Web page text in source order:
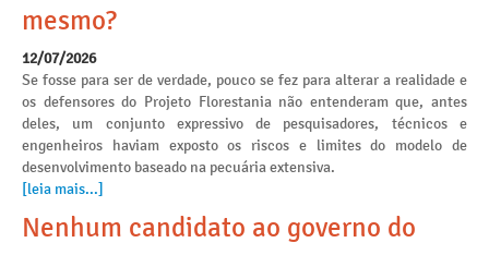
mesmo?
12/07/2026
Se fosse para ser de verdade, pouco se fez para alterar a realidade e
os defensores do Projeto Florestania não entenderam que, antes
deles, um conjunto expressivo de pesquisadores, técnicos e
engenheiros haviam exposto os riscos e limites do modelo de
desenvolvimento baseado na pecuária extensiva.
[leia mais...]
Nenhum candidato ao governo do